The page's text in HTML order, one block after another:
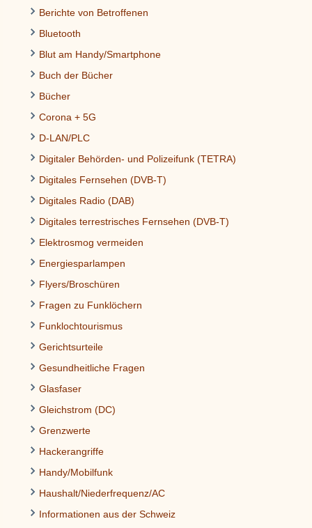
Berichte von Betroffenen
Bluetooth
Blut am Handy/Smartphone
Buch der Bücher
Bücher
Corona + 5G
D-LAN/PLC
Digitaler Behörden- und Polizeifunk (TETRA)
Digitales Fernsehen (DVB-T)
Digitales Radio (DAB)
Digitales terrestrisches Fernsehen (DVB-T)
Elektrosmog vermeiden
Energiesparlampen
Flyers/Broschüren
Fragen zu Funklöchern
Funklochtourismus
Gerichtsurteile
Gesundheitliche Fragen
Glasfaser
Gleichstrom (DC)
Grenzwerte
Hackerangriffe
Handy/Mobilfunk
Haushalt/Niederfrequenz/AC
Informationen aus der Schweiz